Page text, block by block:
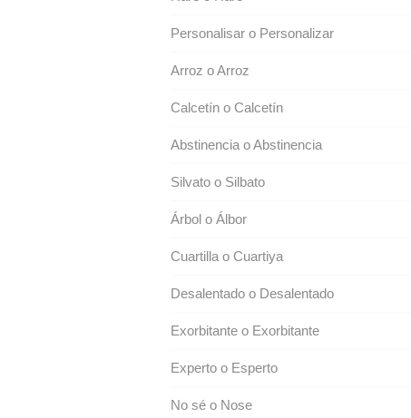
Personalisar o Personalizar
Arroz o Arroz
Calcetín o Calcetín
Abstinencia o Abstinencia
Silvato o Silbato
Árbol o Álbor
Cuartilla o Cuartiya
Desalentado o Desalentado
Exorbitante o Exorbitante
Experto o Esperto
No sé o Nose